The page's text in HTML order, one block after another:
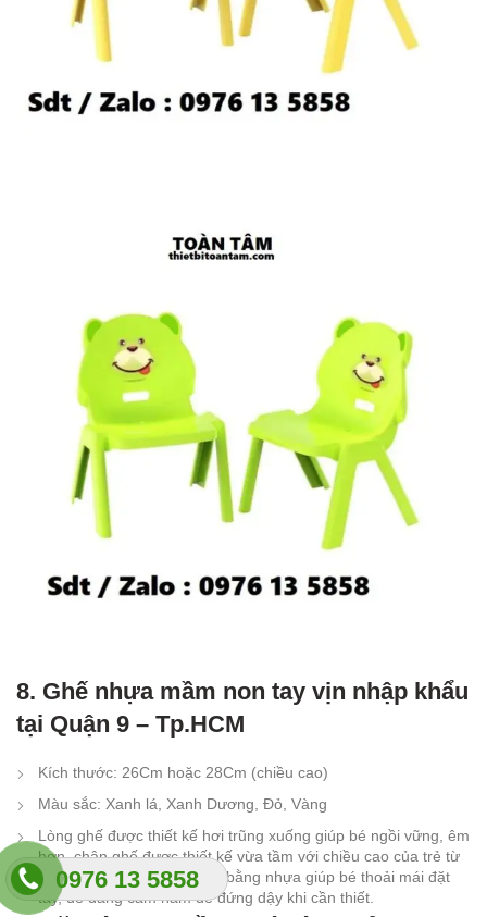
0976 13 5858
8. Ghế nhựa mầm non tay vịn nhập khẩu
tại Quận 9 – Tp.HCM
Kích thước: 26Cm hoặc 28Cm (chiều cao)
Màu sắc: Xanh lá, Xanh Dương, Đỏ, Vàng
Lòng ghế được thiết kế hơi trũng xuống giúp bé ngồi vững, êm
hơn, chân ghế được thiết kế vừa tầm với chiều cao của trẻ từ
2-8 tuổi, 2 bên 2 thành tựa bằng nhựa giúp bé thoải mái đặt
tay, dễ dàng cầm nắm để đứng dậy khi cần thiết.